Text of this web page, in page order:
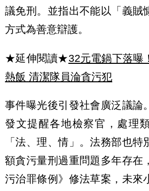
議免刑。並指出不能以「義賊
方式為善意辯護。
★延伸閱讀★32元電鍋下落曝
熱飯 清潔隊員淪貪污犯
事件曝光後引發社會廣泛議論
發文提醒各地檢察官，處理
「法、理、情」。法務部也特
額貪污量刑過重問題多年存在
污治罪條例》修法草案，未來